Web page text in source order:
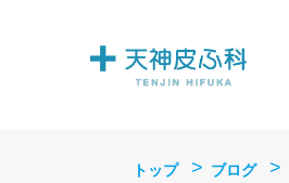
トップ ブログ